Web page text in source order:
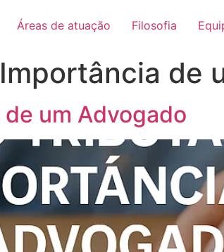
Áreas de atuação Filosofia
de
um Advogado